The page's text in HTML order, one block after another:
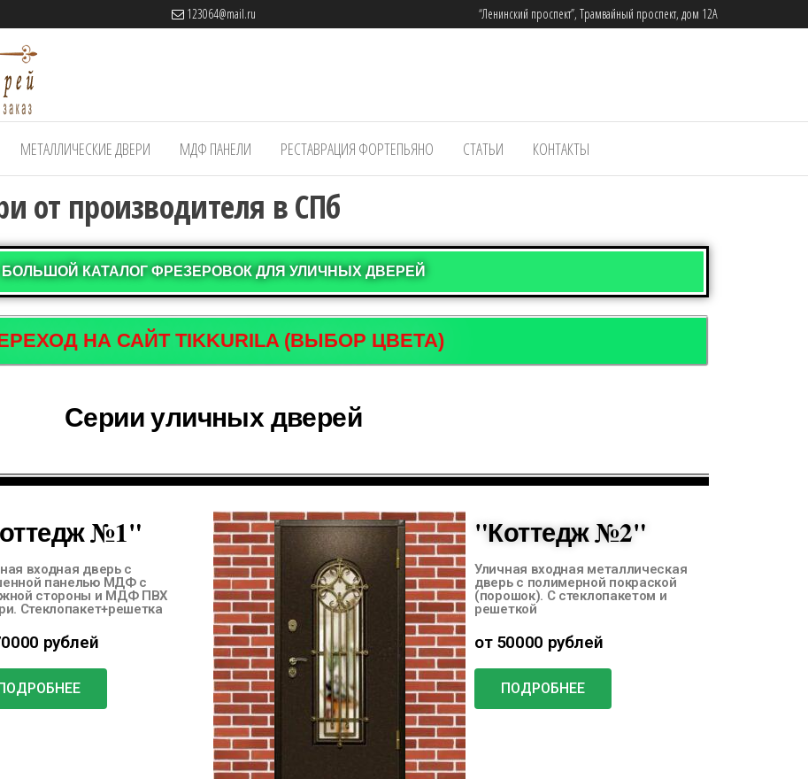
123064@mail.ru “Ленинский проспект”, Трамвайный проспект, дом 12А
МЕТАЛЛИЧЕСКИЕ ДВЕРИ МДФ ПАНЕЛИ РЕСТАВРАЦИЯ ФОРТЕПЬЯНО СТАТЬИ КОНТАКТЫ
от производителя в СПб
БОЛЬШОЙ КАТАЛОГ ФРЕЗЕРОВОК ДЛЯ УЛИЧНЫХ ДВЕРЕЙ
НА САЙТ TIKKURILA (ВЫБОР ЦВЕТА)
Серии уличных дверей
№1"
входная дверь с
панелью МДФ с
стороны и МДФ ПВХ
Стеклопакет+решетка
рублей
"Коттедж №2"
Уличная входная металлическая
дверь с полимерной покраской
(порошок). С стеклопакетом и
решеткой
от 50000 рублей
ПОДРОБНЕЕ